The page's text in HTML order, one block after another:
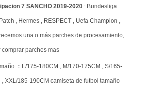
7 SANCHO 2019-2020 : Bundesliga
, Hermes , RESPECT , Uefa Champion ,
una o más parches de procesamiento,
parches mas
：L/175-180CM , M/170-175CM , S/165-
XXL/185-190CM camiseta de futbol tamaño